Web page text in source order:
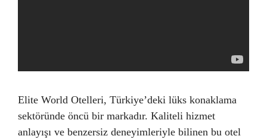
Elite World Otelleri, Türkiye’deki lüks konaklama
sektöründe öncü bir markadır. Kaliteli hizmet
anlayışı ve benzersiz deneyimleriyle bilinen bu otel